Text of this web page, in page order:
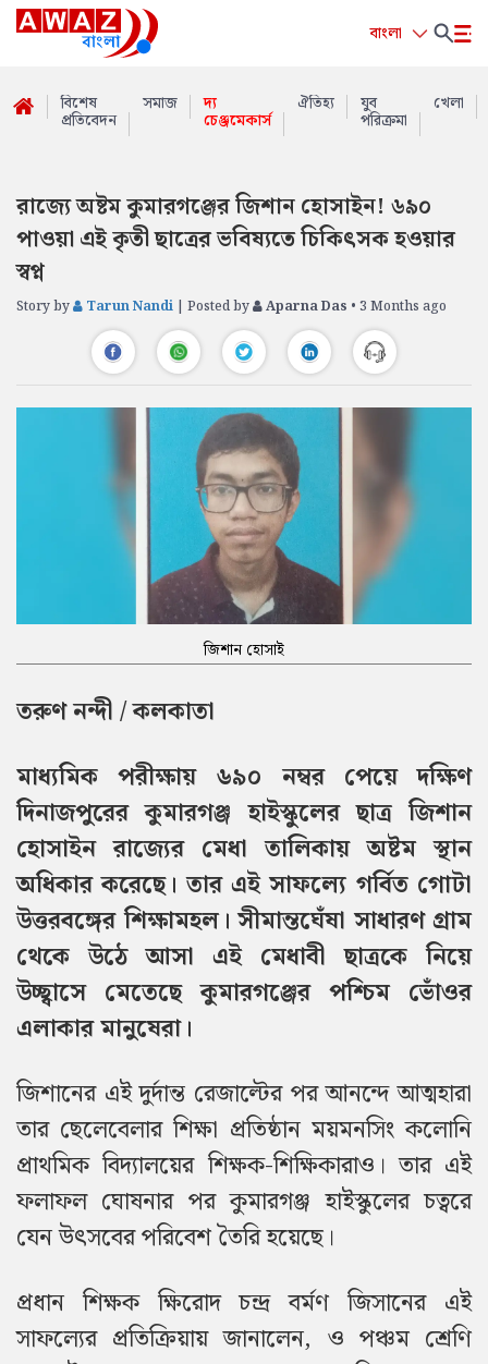
বাংলা
বিশেষ
প্রতিবেদন
সমাজ দ্য
চেঞ্জমেকার্স
ঐতিহ্য যুব
পরিক্রমা
খেলা
রাজ্যে অষ্টম কুমারগঞ্জের জিশান হোসাইন! ৬৯০
পাওয়া এই কৃতী ছাত্রের ভবিষ্যতে চিকিৎসক হওয়ার
স্বপ্ন
Story by Tarun Nandi | Posted by Aparna Das • 3 Months ago
জিশান হোসাই
তরুণ নন্দী / কলকাতা
মাধ্যমিক পরীক্ষায় ৬৯০ নম্বর পেয়ে দক্ষিণ
দিনাজপুরের কুমারগঞ্জ হাইস্কুলের ছাত্র জিশান
হোসাইন রাজ্যের মেধা তালিকায় অষ্টম স্থান
অধিকার করেছে। তার এই সাফল্যে গর্বিত গোটা
উত্তরবঙ্গের শিক্ষামহল। সীমান্তঘেঁষা সাধারণ গ্রাম
থেকে উঠে আসা এই মেধাবী ছাত্রকে নিয়ে
উচ্ছ্বাসে মেতেছে কুমারগঞ্জের পশ্চিম ভোঁওর
এলাকার মানুষেরা।
জিশানের এই দুর্দান্ত রেজাল্টের পর আনন্দে আত্মহারা
তার ছেলেবেলার শিক্ষা প্রতিষ্ঠান ময়মনসিং কলোনি
প্রাথমিক বিদ্যালয়ের শিক্ষক-শিক্ষিকারাও। তার এই
ফলাফল ঘোষনার পর কুমারগঞ্জ হাইস্কুলের চত্বরে
যেন উৎসবের পরিবেশ তৈরি হয়েছে।
প্রধান শিক্ষক ক্ষিরোদ চন্দ্র বর্মণ জিসানের এই
সাফল্যের প্রতিক্রিয়ায় জানালেন, ও পঞ্চম শ্রেণি